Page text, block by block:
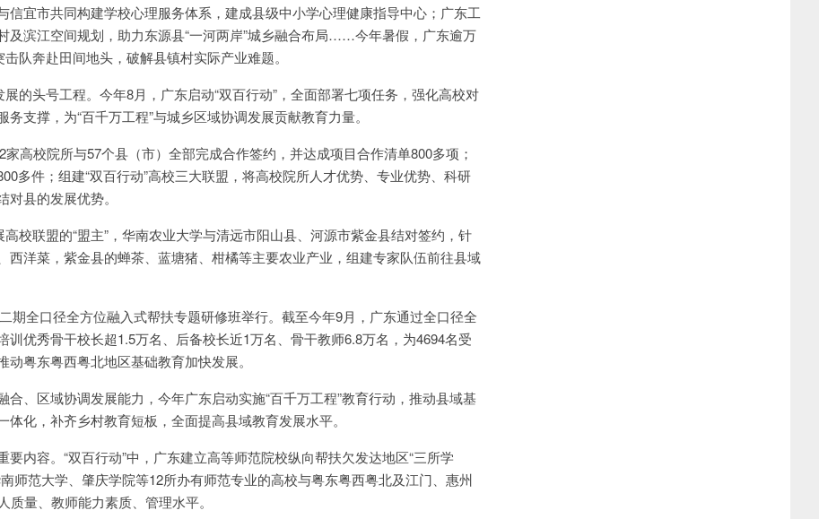
信宜市共同构建学校心理服务体系，建成县级中小学心理健康指导中心；广东工
及滨江空间规划，助力东源县“一河两岸”城乡融合布局……今年暑假，广东逾万
队奔赴田间地头，破解县镇村实际产业难题。
展的头号工程。今年8月，广东启动“双百行动”，全面部署七项任务，强化高校对
支撑，为“百千万工程”与城乡区域协调发展贡献教育力量。
家高校院所与57个县（市）全部完成合作签约，并达成项目合作清单800多项；
多件；组建“双百行动”高校三大联盟，将高校院所人才优势、专业优势、科研
县的发展优势。
高校联盟的“盟主”，华南农业大学与清远市阳山县、河源市紫金县结对签约，针
西洋菜，紫金县的蝉茶、蓝塘猪、柑橘等主要农业产业，组建专家队伍前往县域
期全口径全方位融入式帮扶专题研修班举行。截至今年9月，广东通过全口径全
训优秀骨干校长超1.5万名、后备校长近1万名、骨干教师6.8万名，为4694名受
粤东粤西粤北地区基础教育加快发展。
合、区域协调发展能力，今年广东启动实施“百千万工程”教育行动，推动县域基
化，补齐乡村教育短板，全面提高县域教育发展水平。
要内容。“双百行动”中，广东建立高等师范院校纵向帮扶欠发达地区“三所学
师范大学、肇庆学院等12所办有师范专业的高校与粤东粤西粤北及江门、惠州
质量、教师能力素质、管理水平。